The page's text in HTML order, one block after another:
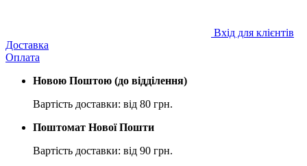
Вхід для клієнтів
Доставка
Оплата
Новою Поштою (до відділення)
Вартість доставки: від 80 грн.
Поштомат Нової Пошти
Вартість доставки: від 90 грн.